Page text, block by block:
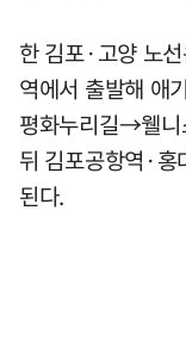
한 김포·고양 노
역에서 출발해
평화누리길→웰
뒤 김포공항역·홍
된다.